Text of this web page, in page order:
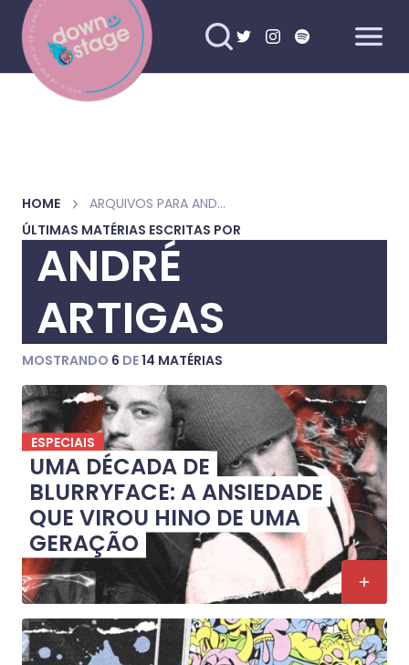
HOME
ARQUIVOS PARA ANDRÉ ARTIGAS
ÚLTIMAS MATÉRIAS ESCRITAS POR
ANDRÉ
ARTIGAS
MOSTRANDO 6 DE14 MATÉRIAS
ESPECIAIS
UMA DÉCADA DE
BLURRYFACE: A ANSIEDADE
QUE VIROU HINO DE UMA
GERAÇÃO